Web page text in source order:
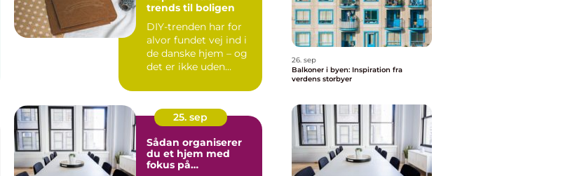
trends til boligen
DIY-trenden har for
alvor fundet vej ind i
de danske hjem – og
det er ikke uden
25. sep
Sådan organiserer
du et hjem med
fokus på
26. sep
Balkoner i byen: Inspiration fra
verdens storbyer